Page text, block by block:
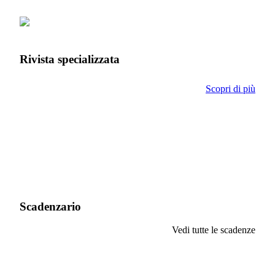
Rivista specializzata
Scopri di più
Scadenzario
Vedi tutte le scadenze